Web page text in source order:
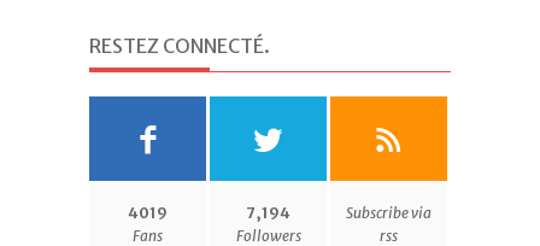
RESTEZ CONNECTÉ.
4019
Fans
7,194
Followers
Subscribe via
rss